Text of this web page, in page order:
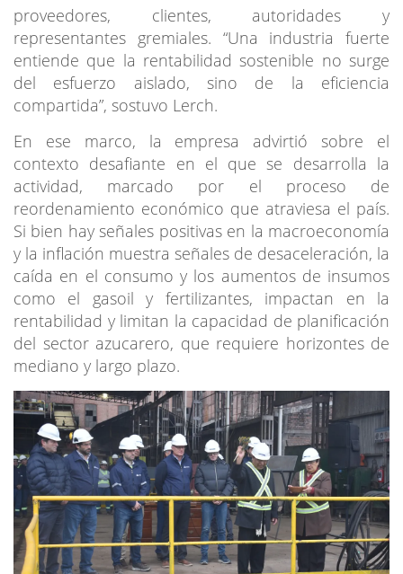
proveedores, clientes, autoridades y
representantes gremiales. “Una industria fuerte
entiende que la rentabilidad sostenible no surge
del esfuerzo aislado, sino de la eficiencia
compartida”, sostuvo Lerch.
En ese marco, la empresa advirtió sobre el
contexto desafiante en el que se desarrolla la
actividad, marcado por el proceso de
reordenamiento económico que atraviesa el país.
Si bien hay señales positivas en la macroeconomía
y la inflación muestra señales de desaceleración, la
caída en el consumo y los aumentos de insumos
como el gasoil y fertilizantes, impactan en la
rentabilidad y limitan la capacidad de planificación
del sector azucarero, que requiere horizontes de
mediano y largo plazo.